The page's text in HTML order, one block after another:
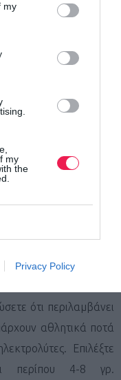
my
my
the
Privacy Policy
το έχετε δοκιμάσει
περίοδο. Το
ήπια δυσπεψία
σε όσους έχουν
να έχετε
φορές πριν την
απαραίτητο να
επιλογή σας αν
ή στη ζώνη
μέρος. Καλό είναι σε
με υδατάνθρακες.
ότι περιλαμβάνει
αθλητικά ποτά
Επιλέξτε
περίπου 4-8 γρ.